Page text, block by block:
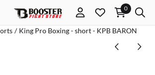
momenteel gesloten. 0
/ King Pro Boxing - short - KPB BARON